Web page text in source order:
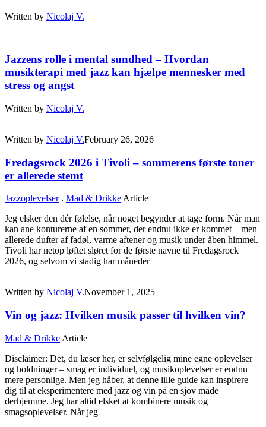
Written by Nicolaj V.
Jazzens rolle i mental sundhed – Hvordan
musikterapi med jazz kan hjælpe mennesker med
stress og angst
Written by Nicolaj V.
Written by Nicolaj V.February 26, 2026
Fredagsrock 2026 i Tivoli – sommerens første toner
er allerede stemt
Jazzoplevelser. Mad & Drikke Article
Jeg elsker den dér følelse, når noget begynder at tage form. Når man
kan ane konturerne af en sommer, der endnu ikke er kommet – men
allerede dufter af fadøl, varme aftener og musik under åben himmel.
Tivoli har netop løftet sløret for de første navne til Fredagsrock
2026, og selvom vi stadig har måneder
Written by Nicolaj V.November 1, 2025
Vin og jazz: Hvilken musik passer til hvilken vin?
Mad & Drikke Article
Disclaimer: Det, du læser her, er selvfølgelig mine egne oplevelser
og holdninger – smag er individuel, og musikoplevelser er endnu
mere personlige. Men jeg håber, at denne lille guide kan inspirere
dig til at eksperimentere med jazz og vin på en sjov måde
derhjemme. Jeg har altid elsket at kombinere musik og
smagsoplevelser. Når jeg